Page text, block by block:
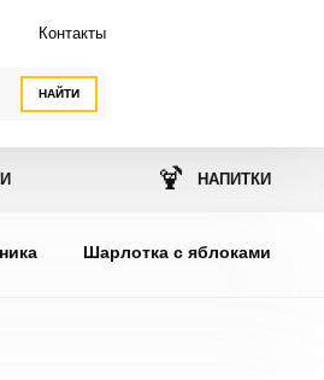
НАЙТИ
Контакты
🍹 НАПИТКИ
Шарлотка с яблоками